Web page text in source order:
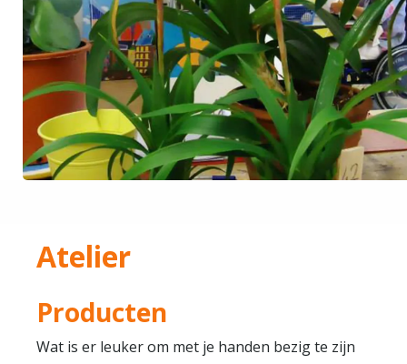
Atelier
Producten
Wat is er leuker om met je handen bezig te zijn